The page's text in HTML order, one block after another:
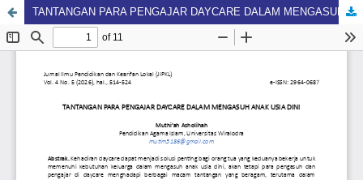
TANTANGAN PARA PENGAJAR DAYCARE DALAM MENGASUH ANAK USIA DINI